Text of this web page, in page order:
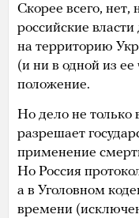
Скорее всего,
российские
на территорию
(и ни в одной из ее
положение.
Но дело не только
разрешает
применение
Но Россия
а в Уголовном
времени